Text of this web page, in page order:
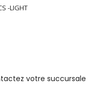
-LIGHT
votre succursale